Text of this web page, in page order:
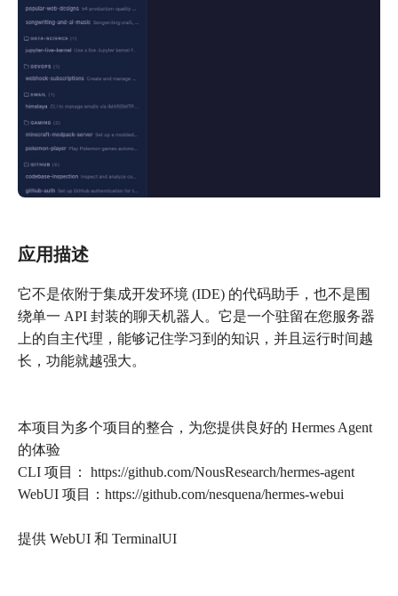
应用描述
它不是依附于集成开发环境 (IDE) 的代码助手，也不是围
绕单一 API 封装的聊天机器人。它是一个驻留在您服务器
上的自主代理，能够记住学习到的知识，并且运行时间越
长，功能就越强大。
本项目为多个项目的整合，为您提供良好的 Hermes Agent
的体验
CLI 项目： https://github.com/NousResearch/hermes-agent
WebUI 项目：https://github.com/nesquena/hermes-webui